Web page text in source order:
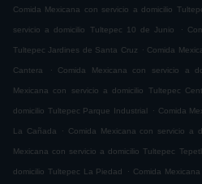
Comida Mexicana con servicio a domicilio
servicio a domicilio Tultepec 10 de Junio .
Tultepec Jardines de Santa Cruz . Comida
Cantera . Comida Mexicana con servicio a
Mexicana con servicio a domicilio Tultepec
domicilio Tultepec Parque Industrial . Comida
La Cañada . Comida Mexicana con servicio a
Mexicana con servicio a domicilio Tultepec
domicilio Tultepec La Piedad . Comida